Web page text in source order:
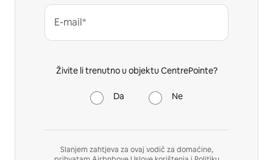
E-mail*
Živite li trenutno u objektu CentrePointe?
Da Ne
Slanjem zahtjeva za ovaj vodič za domaćine,